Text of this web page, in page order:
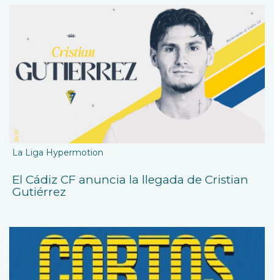
La Liga Hypermotion
El Cádiz CF anuncia la llegada de Cristian
Gutiérrez